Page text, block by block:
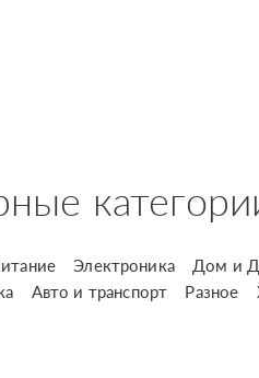
Электроника Дом и
Авто и транспорт Разное